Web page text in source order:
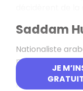
JE
Saddam
Nationaliste
prend le pouvoir
pays dans une
1988) avant